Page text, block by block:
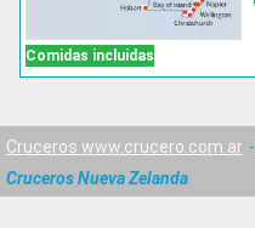
Comidas incluidas
Cruceros www.crucero.com.ar
Cruceros Nueva Zelanda